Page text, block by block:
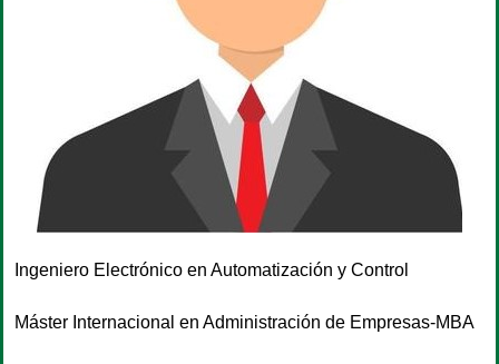
Ingeniero Electrónico en Automatización y Control
Máster Internacional en Administración de Empresas-MBA